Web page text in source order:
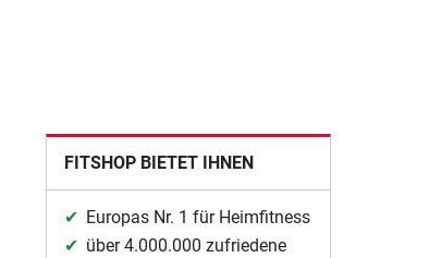
FITSHOP BIETET IHNEN
Europas Nr. 1 für Heimfitness
über 4.000.000 zufriedene